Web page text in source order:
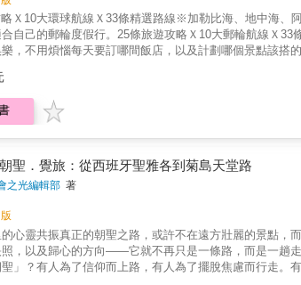
良川鐵道承接因虧損而面臨廢線的舊國鐵越美南線之後
利。不僅如此，週末還推出了沿著長良川行駛的觀光
愛的站長與站務員的私鐵們▋和歌山電鐵－－「小玉電
和歌山站出發的「小玉電車」，穿過市區，在田園地帶
。終點貴志站還有第二代的「二玉」站長。大家都很可
TETSU」。2位會在水槽的站長室裡等待大家的光臨。
Ｘ10大環球航線Ｘ33條精選路線※加勒比海、地中海、
自己的郵輪度假行。25條旅遊攻略Ｘ10大郵輪航線Ｘ
，不用煩惱每天要訂哪間飯店，以及計劃哪個景點該搭
些事物需要花錢？遵守不同郵輪公司規定，不白白花費冤
。▍環球郵輪•精選航線 ▍擁有700多個島嶼的加勒比，
手的首選；大家較陌生的中南美洲涵蓋範圍廣，方便造
國最長海岸線的阿拉斯加，記得沿途欣賞壯麗的冰河與野生
朝聖．覺旅：從西班牙聖雅各到菊島天堂路
之光編輯部 著
心靈共振真正的朝聖之路，或許不在遠方壯麗的景點，
，以及歸心的方向——它就不再只是一條路，而是一趟走
」？有人為了信仰而上路，有人為了擺脫焦慮而行走。